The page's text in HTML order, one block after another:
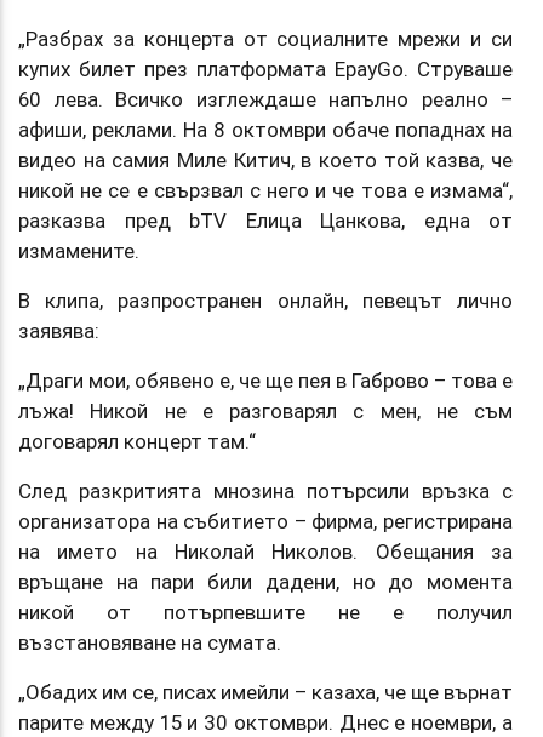
„Разбрах за концерта от социалните мрежи и си
купих билет през платформата EpayGo. Струваше
60 лева. Всичко изглеждаше напълно реално –
афиши, реклами. На 8 октомври обаче попаднах на
видео на самия Миле Китич, в което той казва, че
никой не се е свързвал с него и че това е измама“,
разказва пред bTV Елица Цанкова, една от
измамените.
В клипа, разпространен онлайн, певецът лично
заявява:
„Драги мои, обявено е, че ще пея в Габрово – това е
лъжа! Никой не е разговарял с мен, не съм
договарял концерт там.“
След разкритията мнозина потърсили връзка с
организатора на събитието – фирма, регистрирана
на името на Николай Николов. Обещания за
връщане на пари били дадени, но до момента
никой от потърпевшите не е получил
възстановяване на сумата.
„Обадих им се, писах имейли – казаха, че ще върнат
парите между 15 и 30 октомври. Днес е ноември, а